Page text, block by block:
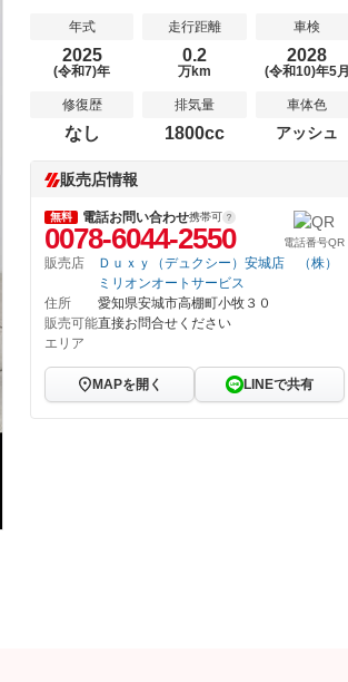
年式
2025
(令和7)年
走行距離
0.2
万km
車検
2028
(令和10)年5月
修復歴
なし
排気量
1800cc
車体色
アッシュ
販売店情報
無料 電話お問い合わせ携帯可
0078-6044-2550 電話番号QR
販売店
Ｄｕｘｙ（デュクシー）安城店 （株）
ミリオンオートサービス
住所
愛知県安城市高棚町小牧３０
販売可能
エリア
直接お問合せください
MAPを開く LINEで共有